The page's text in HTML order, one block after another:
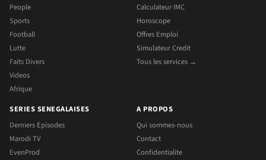
People
Sports
Football
Lutte
Faits Divers
Videos
Afrique
Calculateur IMC
Horoscope
Offres Emploi
Simulateur Credit
Tous les services →
SERIES SENEGALAISES
Derniers Episodes
Marodi TV
EvenProd
A PROPOS
Qui sommes-nous
Contact
Confidentialite